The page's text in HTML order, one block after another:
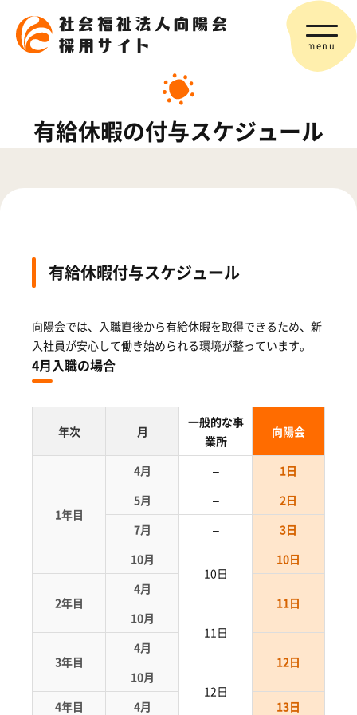
menu
有給休暇の付与スケジュール
有給休暇付与スケジュール
向陽会では、入職直後から有給休暇を取得できるため、新
入社員が安心して働き始められる環境が整っています。
4月入職の場合
年次 月
一般的な事
業所
向陽会
1年目
4月 –
1日
5月
–
2日
7月
–
3日
10月
10日
10日
2年目
4月
11日
10月
11日
3年目
4月
12日
10月
12日
4年目
4月 13日